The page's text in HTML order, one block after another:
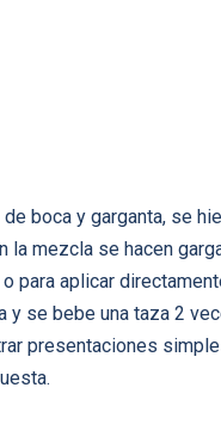
boca y garganta, se
la mezcla se hacen
para aplicar
y se bebe una taza 2
presentaciones